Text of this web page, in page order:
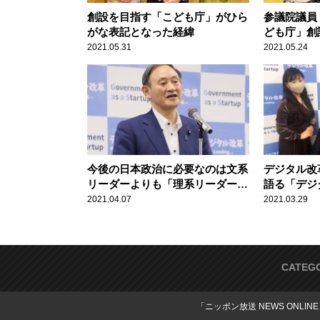
創設を目指す「こども庁」がひら
がな表記となった経緯
2021.05.31
参議院議
ども庁」
2021.05.24
今後の日本政治に必要なのは文系
リーダーよりも「理系リーダー」
～デジタル改革関連法案が衆院通
2021.04.07
デジタル
語る「デ
2021.03.29
「ニッポン放送 NEWS